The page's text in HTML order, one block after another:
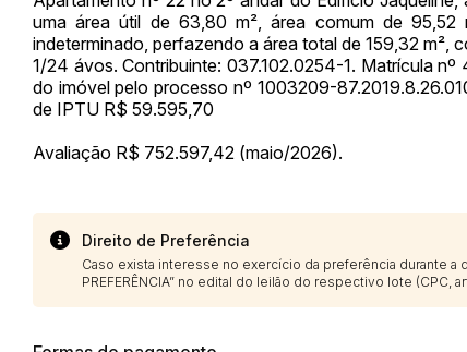
uma área útil de 63,80 m², área comum de
indeterminado, perfazendo a área total de 159,32
1/24 ávos. Contribuinte: 037.102.0254-1. Matrícula
do imóvel pelo processo nº 1003209-
de IPTU R$ 59.595,70
Avaliação R$ 752.597,42 (maio/2026).
Direito de Preferência
Caso exista interesse no exercício da preferência durante a
PREFERÊNCIA” no edital do leilão do respectivo lote (CPC,